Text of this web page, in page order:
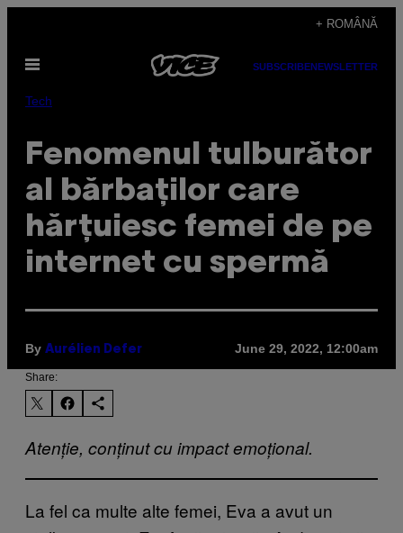
content
+ ROMÂNĂ
Open
SUBSCRIBENEWSLETTER
Tech
Fenomenul tulburător
al bărbaților care
hărțuiesc femei de pe
internet cu spermă
By Aurélien Defer June 29, 2022, 12:00am
Share:
Atenție, conținut cu impact emoțional.
La fel ca multe alte femei, Eva a avut un